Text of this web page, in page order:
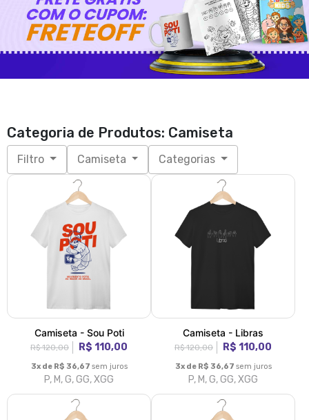
Categoria de Produtos: Camiseta
Filtro Camiseta Categorias
Camiseta - Sou Poti
R$ 120,00 R$ 110,00
3x de R$ 36,67 sem juros
P, M, G, GG, XGG
Camiseta - Libras
R$ 120,00 R$ 110,00
3x de R$ 36,67 sem juros
P, M, G, GG, XGG